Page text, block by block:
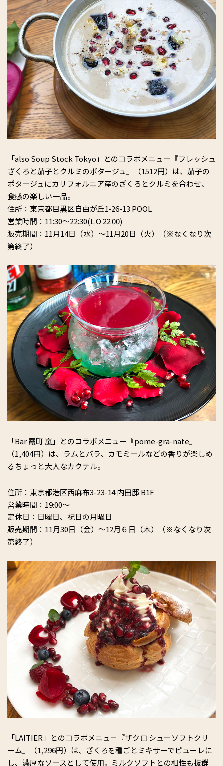
「also Soup Stock Tokyo」とのコラボメニュー『フレッシュ
ざくろと茄子とクルミのポタージュ』（1512円）は、茄子の
ポタージュにカリフォルニア産のざくろとクルミを合わせ、
食感の楽しい一品。
住所：東京都目黒区自由が丘1-26-13 POOL
営業時間：11:30〜22:30(L.O 22:00)
販売期間：11月14日（水）〜11月20日（火）（※なくなり次
第終了）
「Bar 霞町 嵐」とのコラボメニュー『pome-gra-nate』
（1,404円）は、ラムとバラ、カモミールなどの香りが楽しめ
るちょっと大人なカクテル。
住所：東京都港区西麻布3-23-14 内田邸 B1F
営業時間：19:00〜
定休日：日曜日、祝日の月曜日
販売期間：11月30日（金）〜12月６日（木）（※なくなり次
第終了）
「LAITIER」とのコラボメニュー『ザクロ シューソフトクリ
ーム』（1,296円）は、ざくろを種ごとミキサーでピューレに
し、濃厚なソースとして使用。ミルクソフトとの相性も抜群